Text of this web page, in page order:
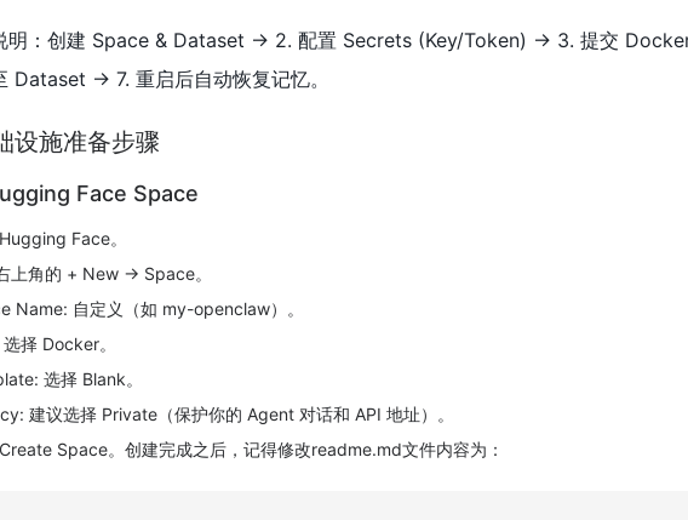
明：创建 Space & Dataset → 2. 配置 Secrets (Key/Token) → 3. 提交
Dataset → 7. 重启后自动恢复记忆。
设施准备步骤
Face Space
Face。
上角的 + New -> Space​。
Name: 自定义（如 my-openclaw）。
择 Docker​。
选择 Blank​。
建议选择 Private（保护你的 Agent 对话和 API 地址）。
Space​。创建完成之后，记得修改readme.md文件内容为：